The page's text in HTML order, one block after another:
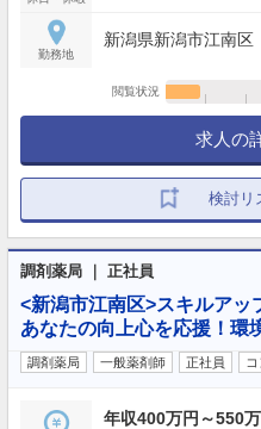
勤務地
新潟県新潟市江南区
閲覧状況
求人の
検討リ
調剤薬局 ｜ 正社員
<新潟市江南区>スキルアッ
あなたの向上心を応援！環
調剤薬局 一般薬剤師 正社員
年収400万円～550